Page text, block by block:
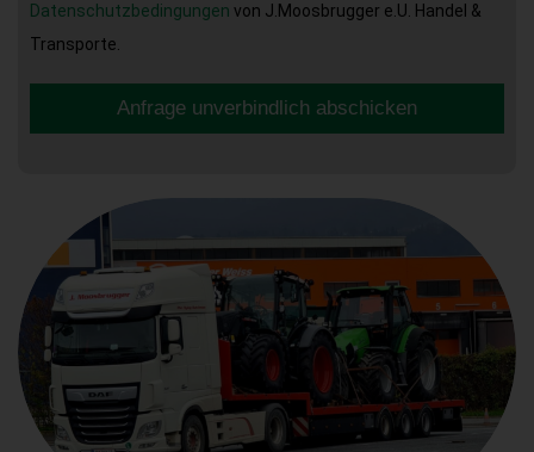
Datenschutzbedingungen von J.Moosbrugger e.U. Handel &
Transporte.
Anfrage unverbindlich abschicken